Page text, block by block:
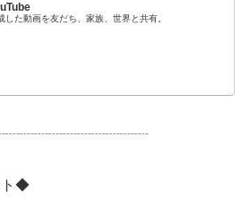
した動画を友だち、家族、世界と共有。
ト◆